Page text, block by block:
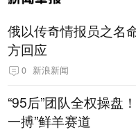
俄以传奇情报员之名
方回应
0 新浪新闻
“95后”团队全权操盘
一搏”鲜羊赛道